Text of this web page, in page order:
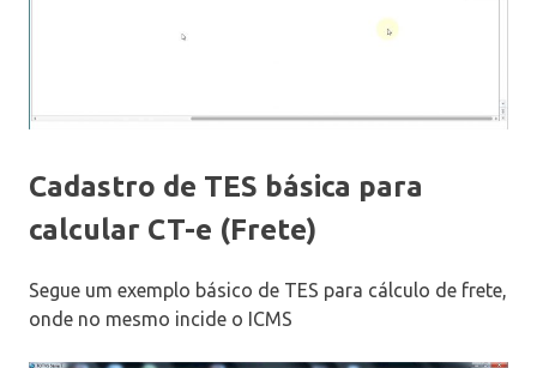
Cadastro de TES básica para
calcular CT-e (Frete)
Segue um exemplo básico de TES para cálculo de frete,
onde no mesmo incide o ICMS